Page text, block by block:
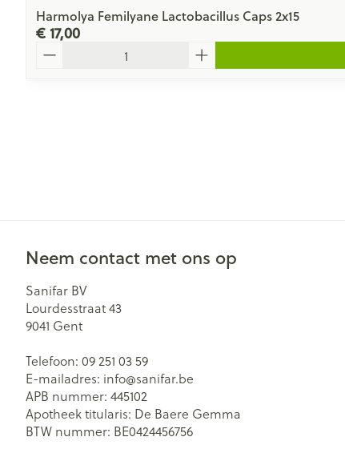
Harmolya Femilyane Lactobacillus Caps 2x15
€ 17,00
Neem contact met ons op
Sanifar BV
Lourdesstraat 43
9041 Gent
Telefoon: 09 251 03 59
E-mailadres: info@sanifar.be
APB nummer: 445102
Apotheek titularis: De Baere Gemma
BTW nummer: BE0424456756